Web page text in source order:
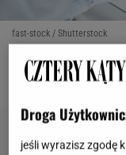
fast-stock / Shutterstock
Droga
jeśli wyrazisz zgodę